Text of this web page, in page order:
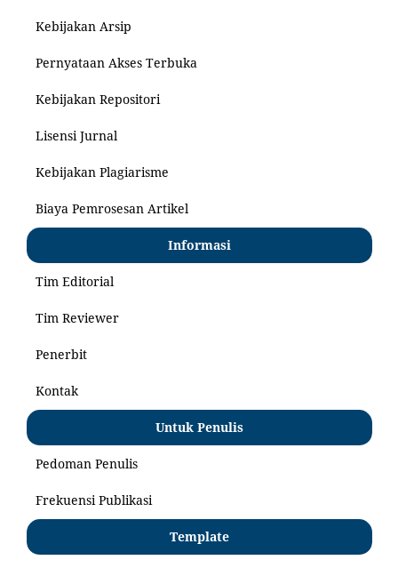
Kebijakan Arsip
Pernyataan Akses Terbuka
Kebijakan Repositori
Lisensi Jurnal
Kebijakan Plagiarisme
Biaya Pemrosesan Artikel
Informasi
Tim Editorial
Tim Reviewer
Penerbit
Kontak
Untuk Penulis
Pedoman Penulis
Frekuensi Publikasi
Template